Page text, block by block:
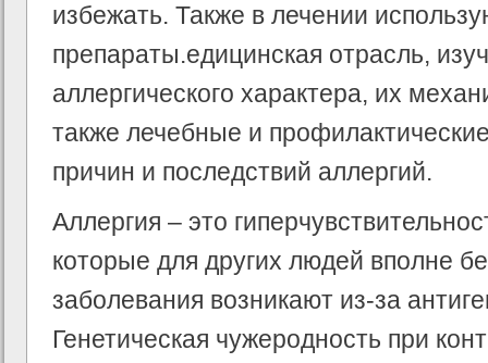
избежать. Также в лечении
препараты.едицинская отрасль,
аллергического характера, их
также лечебные и
причин и последствий аллергий.
Аллергия – это
которые для других людей вполне
заболевания возникают из-за
Генетическая чужеродность при